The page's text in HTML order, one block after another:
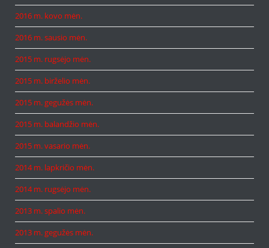
2016 m. kovo mėn.
2016 m. sausio mėn.
2015 m. rugsėjo mėn.
2015 m. birželio mėn.
2015 m. gegužės mėn.
2015 m. balandžio mėn.
2015 m. vasario mėn.
2014 m. lapkričio mėn.
2014 m. rugsėjo mėn.
2013 m. spalio mėn.
2013 m. gegužės mėn.